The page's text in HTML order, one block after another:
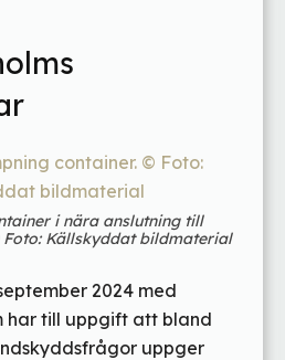
i nära anslutning till
Källskyddat bildmaterial
2024 med
har till uppgift att bland
uppger